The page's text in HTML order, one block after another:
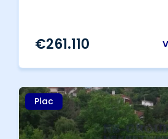
€261.110
Plac